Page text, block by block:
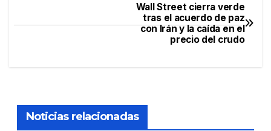
Wall Street cierra verde
tras el acuerdo de paz
con Irán y la caída en el
precio del crudo
Noticias relacionadas